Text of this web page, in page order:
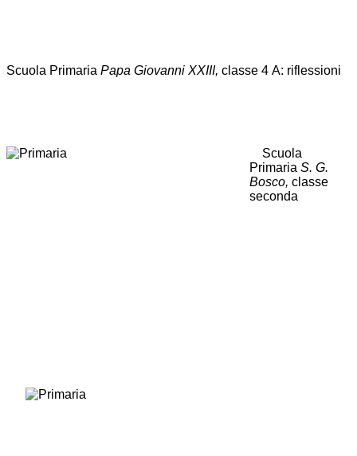
Scuola Primaria Papa Giovanni XXIII, classe 4 A: riflessioni
Scuola
Primaria S. G.
Bosco, classe
seconda